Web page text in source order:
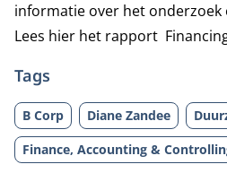
informatie over het onderzoek
Lees hier het rapport
Tags
B Corp Diane Zandee
Finance, Accounting &